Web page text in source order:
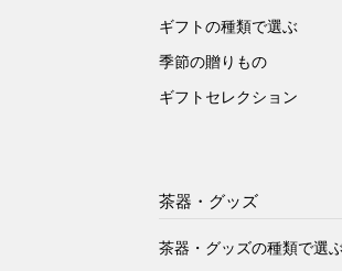
ギフトの種類で選ぶ
季節の贈りもの
ギフトセレクション
茶器・グッズ
茶器・グッズの種類で選